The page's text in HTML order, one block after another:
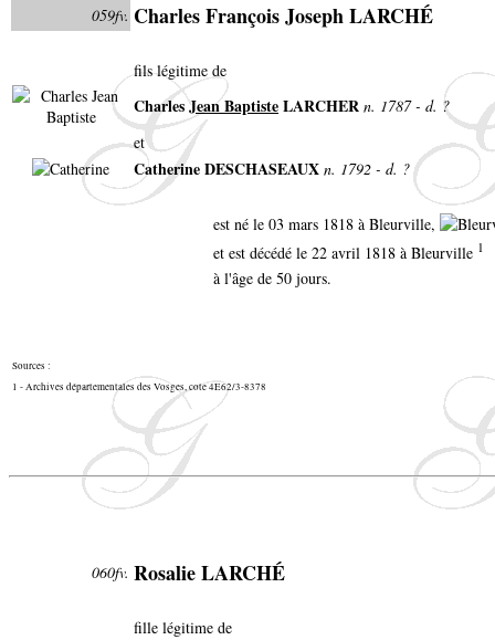
059fv. Charles François Joseph LARCHÉ
fils légitime de
CharlesJean BaptisteLARCHER n. 1787 - d. ?
et
Catherine DESCHASEAUX n. 1792 - d. ?
est né le 03 mars 1818 à Bleurville,
et est décédé le 22 avril 1818 à Bleurville 1
à l'âge de 50 jours.
Sources :
1 - Archives départementales des Vosges, cote 4E62/3-8378
060fv. Rosalie LARCHÉ
fille légitime de